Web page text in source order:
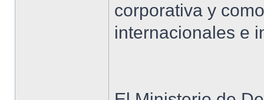
corporativa y
internacionales e